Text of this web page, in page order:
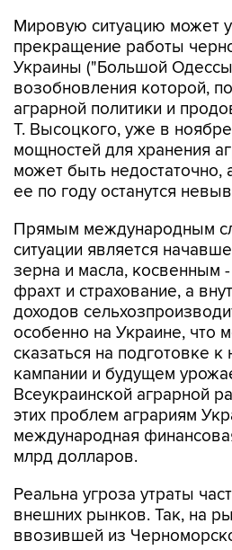
Мировую ситуацию может
прекращение работы
Украины ("Большой
возобновления которой,
аграрной политики и
Т. Высоцкого, уже в
мощностей для хранения
может быть недостаточно,
ее по году останутся
Прямым международным
ситуации является
зерна и масла, косвенным
фрахт и страхование, а
доходов
особенно на Украине, что
сказаться на подготовке
кампании и будущем
Всеукраинской аграрной
этих проблем аграриям
международная
млрд долларов.
Реальна угроза утраты
внешних рынков. Так, на
ввозившей из